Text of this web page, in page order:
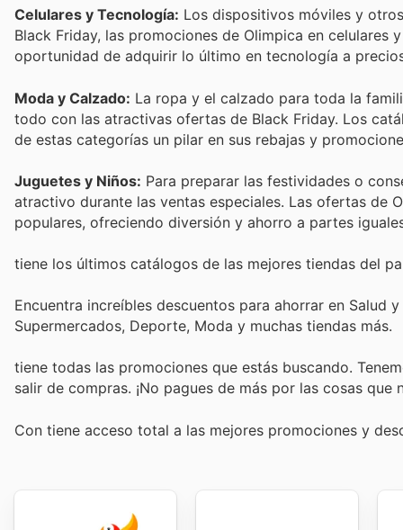
Celulares y Tecnología: Los dispositivos móviles y
Black Friday, las promociones de Olimpica en celulares
oportunidad de adquirir lo último en tecnología a
Moda y Calzado: La ropa y el calzado para toda la
todo con las atractivas ofertas de Black Friday. Los
de estas categorías un pilar en sus rebajas y
Juguetes y Niños: Para preparar las festividades o
atractivo durante las ventas especiales. Las ofertas de
populares, ofreciendo diversión y ahorro a partes
tiene los últimos catálogos de las mejores tiendas del
Encuentra increíbles descuentos para ahorrar en Salud
Supermercados, Deporte, Moda y muchas tiendas más.
tiene todas las promociones que estás buscando.
salir de compras. ¡No pagues de más por las cosas que
Con tiene acceso total a las mejores promociones y